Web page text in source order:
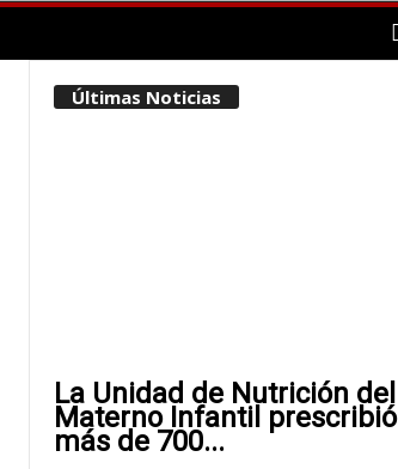
Últimas Noticias
La Unidad de Nutrición del
Materno Infantil prescribió
más de 700...